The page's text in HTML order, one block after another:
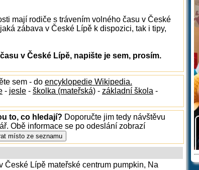
mají rodiče s trávením volného času v České
zábava v České Lípě k dispozici, tak i tipy,
v České Lípě, napište je sem, prosím.
sem - do encyklopedie Wikipedia.
- jesle - školka (mateřská) - základní škola -
to, co hledají? Doporučte jim tedy návštěvu
Obě informace se po odeslání zobrazí
Lípě mateřské centrum pumpkin, Na